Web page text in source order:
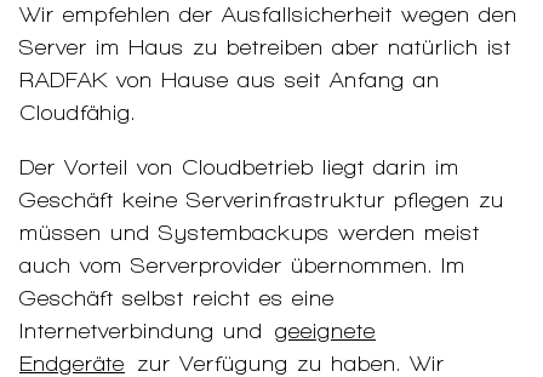
Wir empfehlen der Ausfallsicherheit wegen den
Server im Haus zu betreiben aber natürlich ist
RADFAK von Hause aus seit Anfang an
Cloudfähig.
Der Vorteil von Cloudbetrieb liegt darin im
Geschäft keine Serverinfrastruktur pflegen zu
müssen und Systembackups werden meist
auch vom Serverprovider übernommen. Im
Geschäft selbst reicht es eine
Internetverbindung und geeignete
Endgeräte zur Verfügung zu haben. Wir